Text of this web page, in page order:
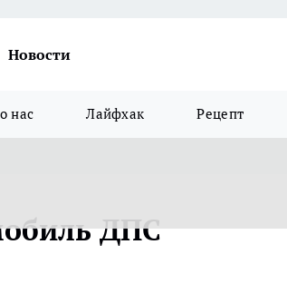
Новости
нас Лайфхак Рецепт
ДПС